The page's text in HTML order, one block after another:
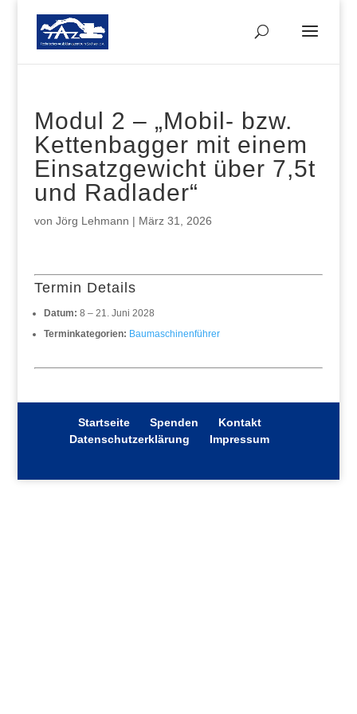
Modul 2 – „Mobil- bzw.
Kettenbagger mit einem
Einsatzgewicht über 7,5t
und Radlader“
von Jörg Lehmann | März 31, 2026
Termin Details
Datum: 8 – 21. Juni 2028
Terminkategorien: Baumaschinenführer
Startseite Spenden
Kontakt
Datenschutzerklärung
Impressum